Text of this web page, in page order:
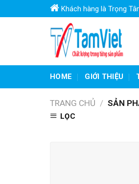
to
Khách hàng là Trọng
HOME GIỚI THIỆU
TRANG CHỦ / SẢN
LỌC